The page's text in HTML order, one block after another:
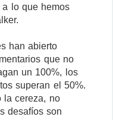
lo que hemos
han abierto
que no
un 100%, los
superan el 50%.
la cereza, no
desafíos son